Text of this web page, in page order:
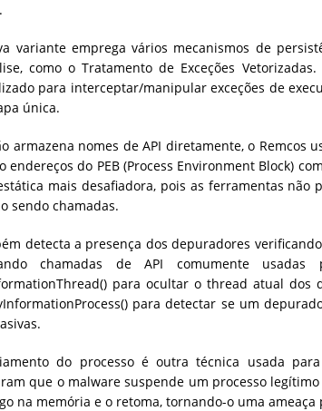
variante emprega vários mecanismos de
como o Tratamento de Exceções
para interceptar/manipular exceções de
única.
armazena nomes de API diretamente, o Remcos
endereços do PEB (Process Environment Block)
mais desafiadora, pois as ferramentas não
sendo chamadas.
detecta a presença dos depuradores
chamadas de API comumente
para ocultar o thread atual dos
para detectar se um
do processo é outra técnica usada
que o malware suspende um processo
na memória e o retoma, tornando-o uma ameaça